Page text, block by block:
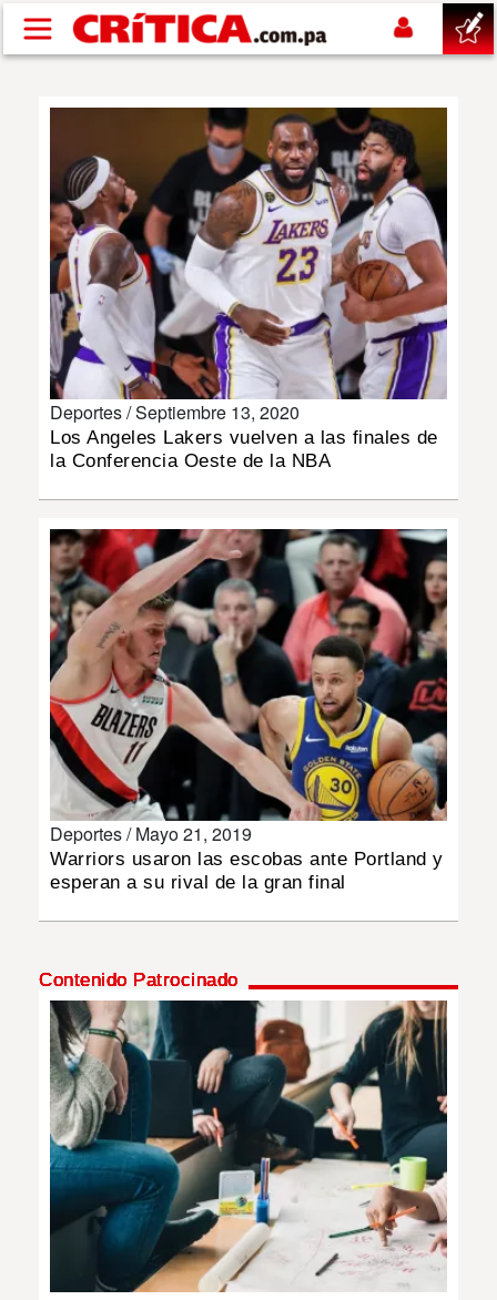
Pasar al contenido principal
SUCESOS
NACIONAL
POLÍTICA
SHOW
DEPORTES
INSÓLITAS
MULTIMEDIA
IMPRESO
Deportes /Septiembre 13, 2020
Los Angeles Lakers vuelven a las finales de
la Conferencia Oeste de la NBA
Deportes /Mayo 21, 2019
Warriors usaron las escobas ante Portland y
esperan a su rival de la gran final
Contenido Patrocinado